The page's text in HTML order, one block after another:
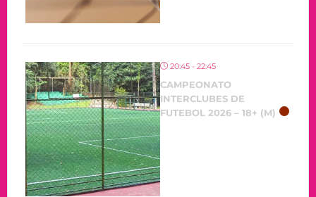
20:45 - 22:45
CAMPEONATO
INTERCLUBES DE
FUTEBOL 2026 – 18+ (M)